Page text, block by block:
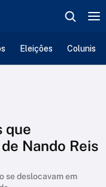
Eleições
que
Nando Reis
se deslocavam em